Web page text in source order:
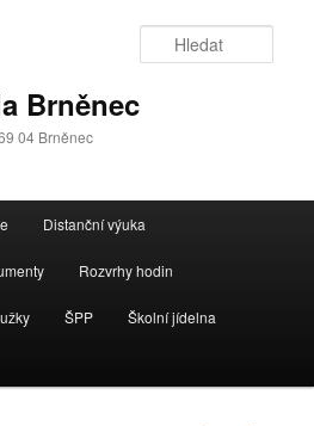
Brněnec
04 Brněnec
Distanční výuka
Rozvrhy hodin
ŠPP Školní jídelna